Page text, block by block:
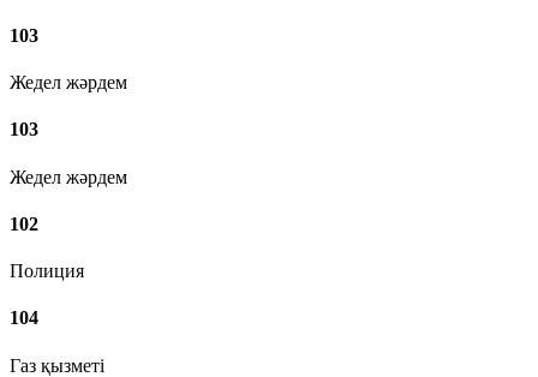
103
Жедел жәрдем
103
Жедел жәрдем
102
Полиция
104
Газ қызметі